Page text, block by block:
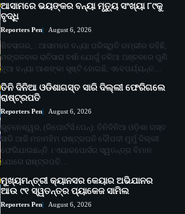
ଆସାମରେ ଭୟଙ୍କର ବନ୍ୟା ମୃତ୍ୟୁ ସଂଖ୍ୟା ୮୯କୁ
ବୃଦ୍ଧି
Reporters Pen August 6, 2026
ଶିବସାଗର, : ଆସାମରେ ବନ୍ୟା ପରିସ୍ଥିତି ଗମ୍ଭୀର ରହିଛି,
ମଙ୍ଗଳବାର ରାତିସାରା ବର୍ଷା ଯୋଗୁଁ ତଳିଆ ଅଞ୍ଚଳରେ ପୁଣି
ନୂଆ ବନ୍ୟା ଆଶଙ୍କା ସୃଷ୍ଟି ହୋଇଛି, ଏବେପର୍ଯ୍ୟନ୍ତ…
ତିନି ଦିନିଆ ଓଡିଶାଗସ୍ତ ସାରି ଦିଲ୍ଲୀ ଫେରିଗଲେ
ରାଷ୍ଟ୍ରପତି
Reporters Pen August 6, 2026
ଭୁବନେଶ୍ୱର, (ରିପୋର୍ଟର୍ସ ପେନ୍‌): ତିନିଦିନିଆ ଓଡ଼ିଶା ଗସ୍ତ
ସାରି ଆଜି ମହାମହିମ ରାଷ୍ଟ୍ରପତି ଦୌପଦୀ ମୁର୍ମୁ ଦିଲ୍ଲୀ
ଫେରିଯାଇଛନ୍ତି । ଏୟାରପୋର୍ସର ସ୍ୱତନ୍ତ୍ର ବିମାନ
ଯୋଗେ ରାଷ୍ଟ୍ରପତି…
ମୁଖ୍ୟମନ୍ତ୍ରୀ କ୍ୟାନସର କେୟାର ଅଭିଯାନର
ଆଉ ୯୧ ସ୍ୱତନ୍ତ୍ର ପ୍ୟାକେଜ ସାମିଲ
Reporters Pen August 6, 2026